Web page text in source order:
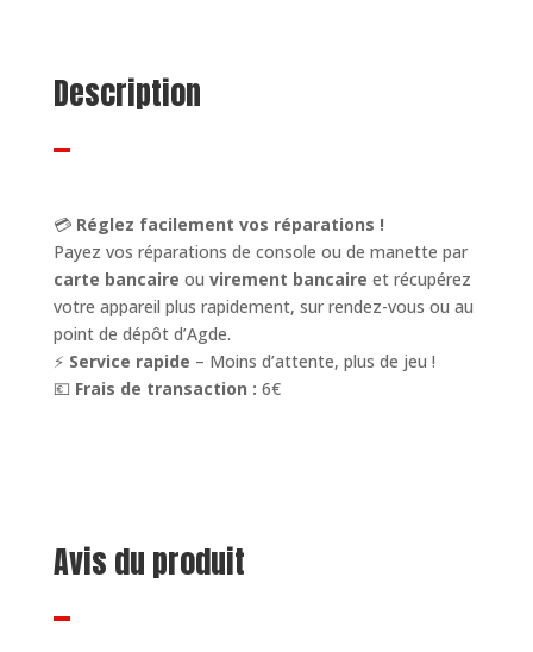
Description
💳 Réglez facilement vos réparations !
Payez vos réparations de console ou de manette par
carte bancaire ou virement bancaire et récupérez
votre appareil plus rapidement, sur rendez-vous ou au
point de dépôt d’Agde.
⚡ Service rapide – Moins d’attente, plus de jeu !
💶 Frais de transaction : 6€
Avis du produit